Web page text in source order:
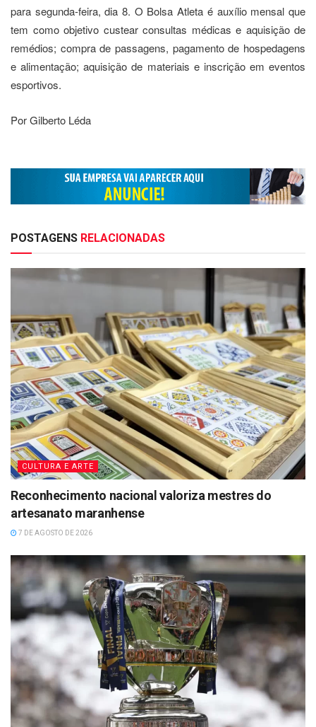
para segunda-feira, dia 8. O Bolsa Atleta é auxílio mensal que
tem como objetivo custear consultas médicas e aquisição de
remédios; compra de passagens, pagamento de hospedagens
e alimentação; aquisição de materiais e inscrição em eventos
esportivos.
Por Gilberto Léda
POSTAGENS RELACIONADAS
CULTURA E ARTE
Reconhecimento nacional valoriza mestres do
artesanato maranhense
7 DE AGOSTO DE 2026